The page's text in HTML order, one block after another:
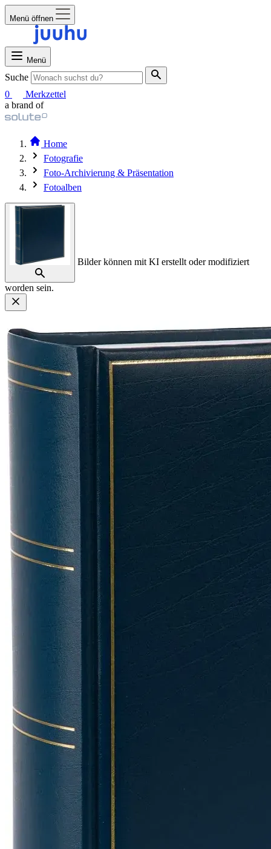
Menü öffnen
Menü
Suche
0
Merkzettel
a brand of
Home
Fotografie
Foto-Archivierung & Präsentation
Fotoalben
Bilder können mit KI erstellt oder modifiziert
worden sein.